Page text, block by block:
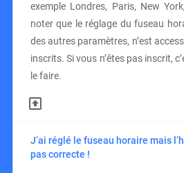
exemple Londres, Paris, New
noter que le réglage du fuseau
des autres paramètres, n’est
inscrits. Si vous n’êtes pas inscrit,
le faire.
J’ai réglé le fuseau horaire mais
pas correcte !